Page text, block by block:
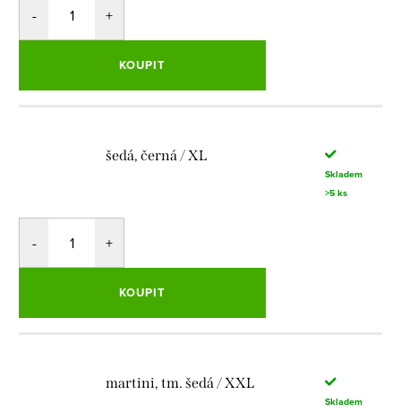
KOUPIT
šedá, černá / XL
Skladem
>5 ks
KOUPIT
martini, tm. šedá / XXL
Skladem